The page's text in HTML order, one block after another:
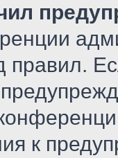
правил.
к